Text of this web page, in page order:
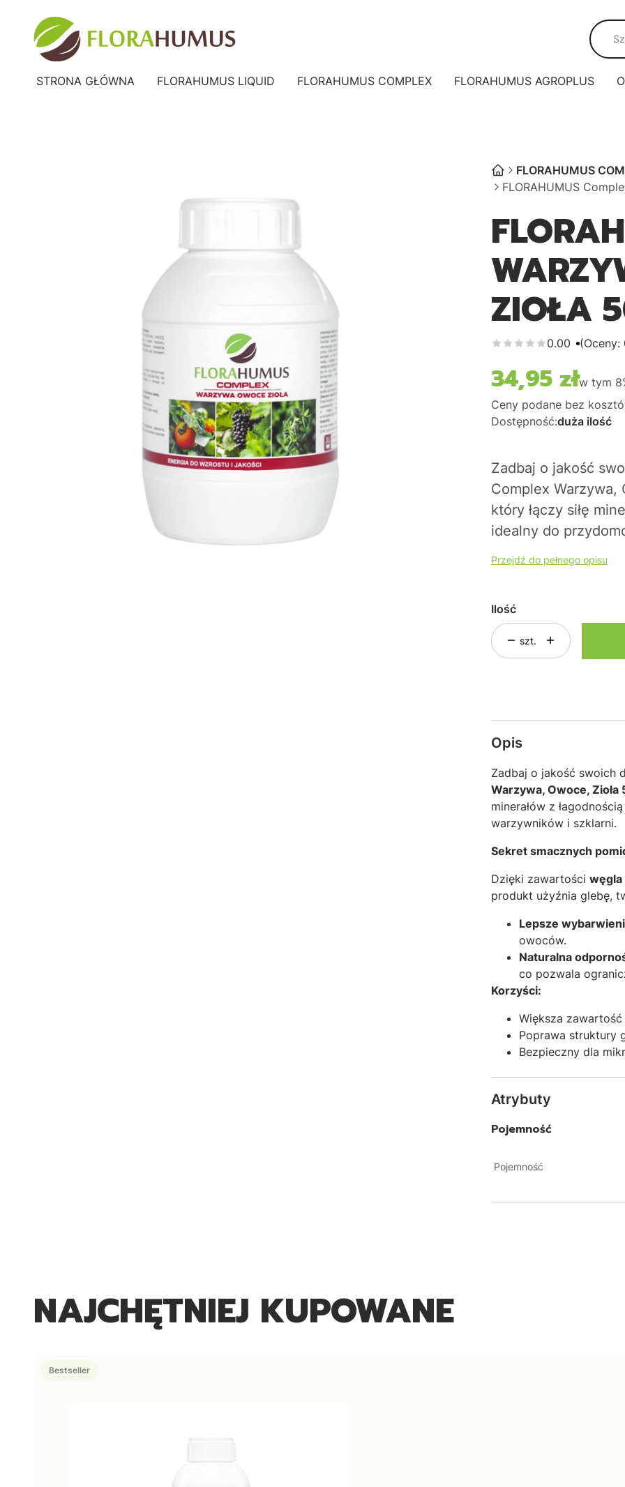
STRONA GŁÓWNA FLORAHUMUS LIQUID FLORAHUMUS COMPLEX FLORAHUMUS AGROPLUS
FLORAHUMUS
FLORAHUMUS
ZIOŁA
0.00 (Oceny:
Cena
34,95 złw tym
Ceny podane bez
Dostępność:duża ilość
Zadbaj o jakość
Complex Warzywa,
który łączy siłę
idealny do
Przejdź do pełnego opisu
Ilość
szt.
Opis
Zadbaj o jakość swoich
Warzywa, Owoce, Zioła
minerałów z
warzywników i szklarni.
Sekret smacznych
Dzięki zawartości
produkt użyźnia glebę,
Lepsze
owoców.
Naturalna
co pozwala
Korzyści:
Większa
Poprawa struktury
Bezpieczny dla
Atrybuty
Pojemność
Pojemność
NAJCHĘTNIEJ KUPOWANE
Bestseller